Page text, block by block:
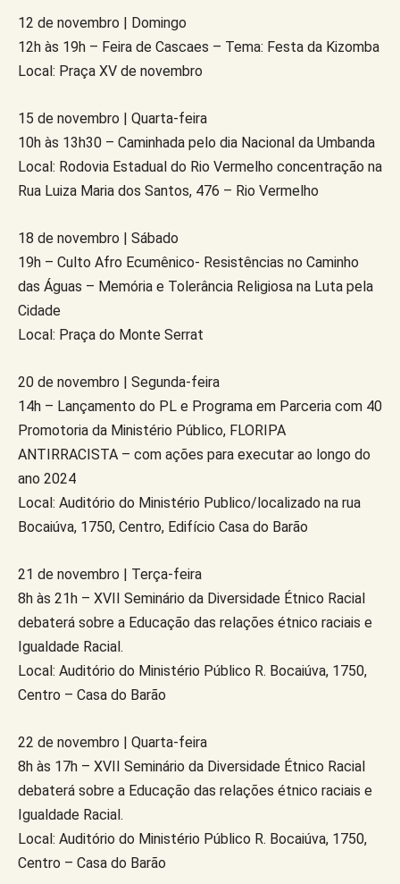
12 de novembro | Domingo
12h às 19h – Feira de Cascaes – Tema: Festa da Kizomba
Local: Praça XV de novembro
15 de novembro | Quarta-feira
10h às 13h30 – Caminhada pelo dia Nacional da Umbanda
Local: Rodovia Estadual do Rio Vermelho concentração na
Rua Luiza Maria dos Santos, 476 – Rio Vermelho
18 de novembro | Sábado
19h – Culto Afro Ecumênico- Resistências no Caminho
das Águas – Memória e Tolerância Religiosa na Luta pela
Cidade
Local: Praça do Monte Serrat
20 de novembro | Segunda-feira
14h – Lançamento do PL e Programa em Parceria com 40
Promotoria da Ministério Público, FLORIPA
ANTIRRACISTA – com ações para executar ao longo do
ano 2024
Local: Auditório do Ministério Publico/localizado na rua
Bocaiúva, 1750, Centro, Edifício Casa do Barão
21 de novembro | Terça-feira
8h às 21h – XVII Seminário da Diversidade Étnico Racial
debaterá sobre a Educação das relações étnico raciais e
Igualdade Racial.
Local: Auditório do Ministério Público R. Bocaiúva, 1750,
Centro – Casa do Barão
22 de novembro | Quarta-feira
8h às 17h – XVII Seminário da Diversidade Étnico Racial
debaterá sobre a Educação das relações étnico raciais e
Igualdade Racial.
Local: Auditório do Ministério Público R. Bocaiúva, 1750,
Centro – Casa do Barão